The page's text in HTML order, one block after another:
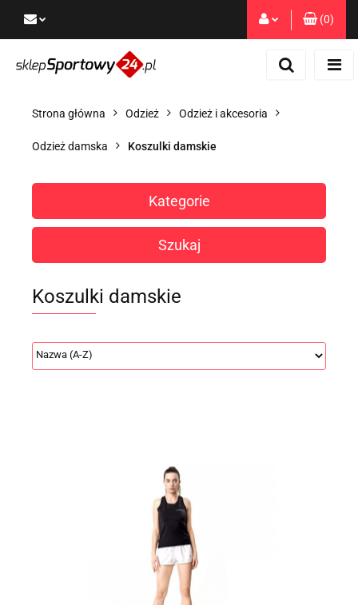
Dodaj zgłoszenie
(0)
Strona główna Odzież Odzież i akcesoria
Odzież damska Koszulki damskie
Kategorie
Szukaj
Koszulki damskie